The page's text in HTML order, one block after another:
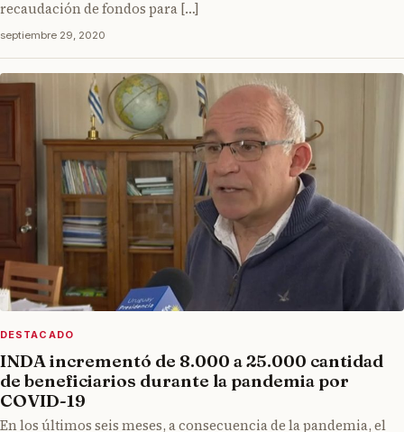
recaudación de fondos para […]
septiembre 29, 2020
DESTACADO
INDA incrementó de 8.000 a 25.000 cantidad
de beneficiarios durante la pandemia por
COVID-19
En los últimos seis meses, a consecuencia de la pandemia, el